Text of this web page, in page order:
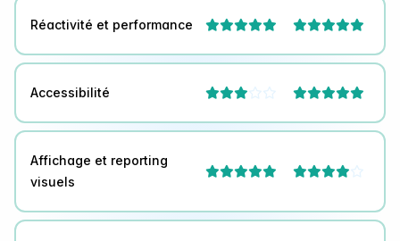
Réactivité et performance  
Accessibilité  
Affichage et reporting
visuels
 